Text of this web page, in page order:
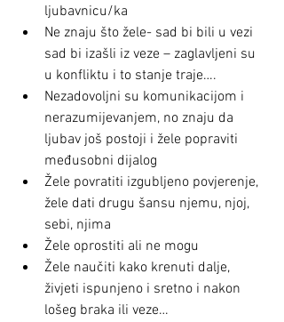
ljubavnicu/ka
Ne znaju što žele- sad bi bili u vezi
sad bi izašli iz veze – zaglavljeni su
u konfliktu i to stanje traje….
Nezadovoljni su komunikacijom i
nerazumijevanjem, no znaju da
ljubav još postoji i žele popraviti
međusobni dijalog
Žele povratiti izgubljeno povjerenje,
žele dati drugu šansu njemu, njoj,
sebi, njima
Žele oprostiti ali ne mogu
Žele naučiti kako krenuti dalje,
živjeti ispunjeno i sretno i nakon
lošeg braka ili veze…